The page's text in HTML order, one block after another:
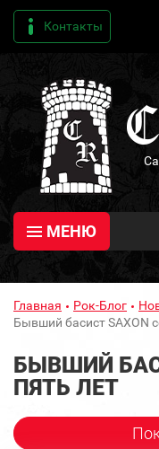
Контакты
МЕНЮ
Главная Рок-Блог
Бывший басист SAXON
БЫВШИЙ
ПЯТЬ ЛЕТ